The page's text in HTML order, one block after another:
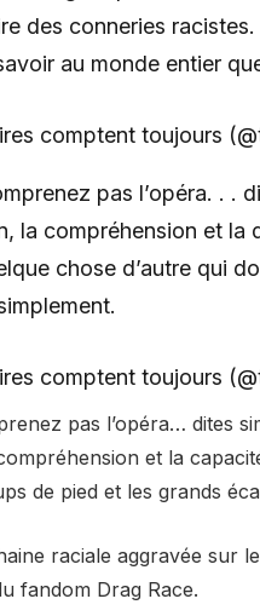
des conneries
au monde entier
comptent toujours
pas l’opéra. . .
la compréhension et la
chose d’autre qui
comptent toujours
pas l’opéra… dites
et la
de pied et les grands
raciale aggravée sur
fandom Drag Race.